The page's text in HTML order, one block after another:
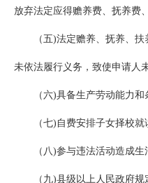
放弃法定应得赡养费、抚养费
（五)法定赡养、抚养、
未依法履行义务，致使申请人
（六)具备生产劳动能力
（七)自费安排子女择校
（八)参与违法活动造成
（九)县级以上人民政府